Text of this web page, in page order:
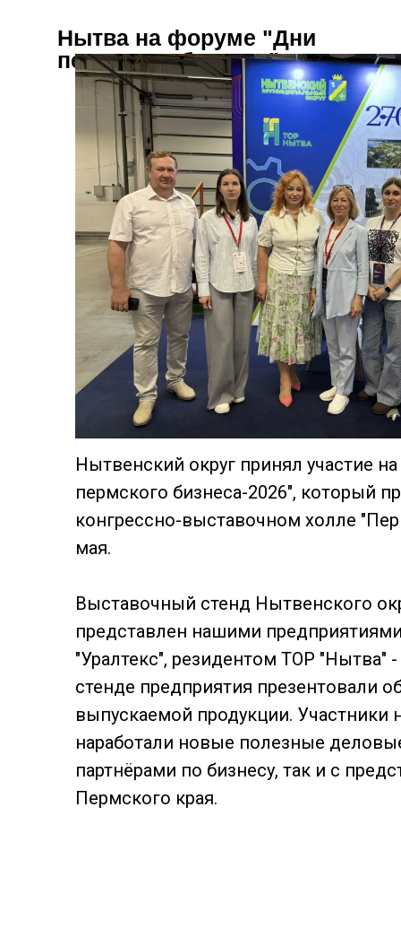
Нытва на форуме "Дни
пермского бизнеса"
Нытвенский округ принял участие
пермского бизнеса-2026", который
конгрессно-выставочном холле
мая.
Выставочный стенд Нытвенского
представлен нашими
"Уралтекс", резидентом ТОР "Нытва"
стенде предприятия презентовали
выпускаемой продукции. Участники
наработали новые полезные
партнёрами по бизнесу, так и с
Пермского края.